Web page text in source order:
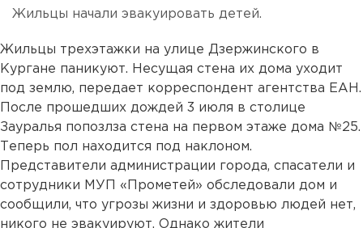
Жильцы начали эвакуировать детей.
Жильцы трехэтажки на улице Дзержинского в
Кургане паникуют. Несущая стена их дома уходит
под землю, передает корреспондент агентства ЕАН.
После прошедших дождей 3 июля в столице
Зауралья попозлза стена на первом этаже дома №25.
Теперь пол находится под наклоном.
Представители администрации города, спасатели и
сотрудники МУП «Прометей» обследовали дом и
сообщили, что угрозы жизни и здоровью людей нет,
никого не эвакуируют. Однако жители